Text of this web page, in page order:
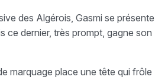
des Algérois, Gasmi se présente
ce dernier, très prompt, gagne son
marquage place une tête qui frôle